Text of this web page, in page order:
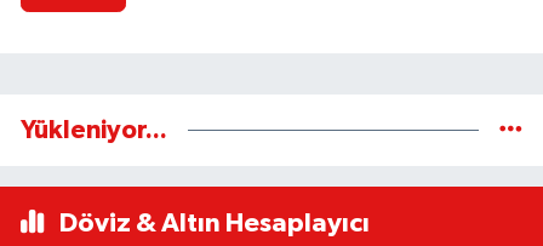
Yükleniyor...
Döviz & Altın Hesaplayıcı